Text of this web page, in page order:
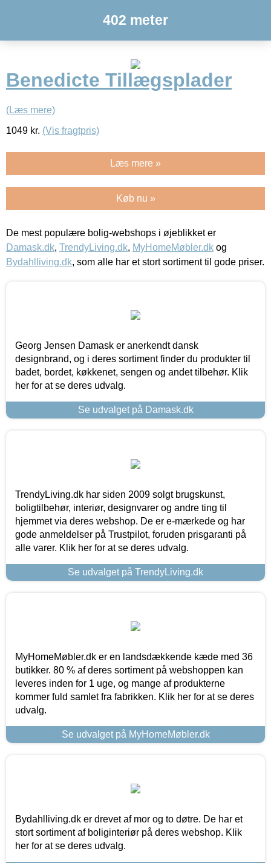
402 meter
Benedicte Tillægsplader
(Læs mere)
1049 kr. (Vis fragtpris)
Læs mere »
Køb nu »
De mest populære bolig-webshops i øjeblikket er
Damask.dk, TrendyLiving.dk, MyHomeMøbler.dk og
Bydahlliving.dk, som alle har et stort sortiment til gode priser.
Georg Jensen Damask er anerkendt dansk
designbrand, og i deres sortiment finder du produkter til
badet, bordet, køkkenet, sengen og andet tilbehør. Klik
her for at se deres udvalg.
Se udvalget på Damask.dk
TrendyLiving.dk har siden 2009 solgt brugskunst,
boligtilbehør, interiør, designvarer og andre ting til
hjemmet via deres webshop. De er e-mærkede og har
gode anmeldelser på Trustpilot, foruden prisgaranti på
alle varer. Klik her for at se deres udvalg.
Se udvalget på TrendyLiving.dk
MyHomeMøbler.dk er en landsdækkende kæde med 36
butikker. 80 % af deres sortiment på webshoppen kan
leveres inden for 1 uge, og mange af produkterne
kommer fuld samlet fra fabrikken. Klik her for at se deres
udvalg.
Se udvalget på MyHomeMøbler.dk
Bydahlliving.dk er drevet af mor og to døtre. De har et
stort sortiment af boliginteriør på deres webshop. Klik
her for at se deres udvalg.